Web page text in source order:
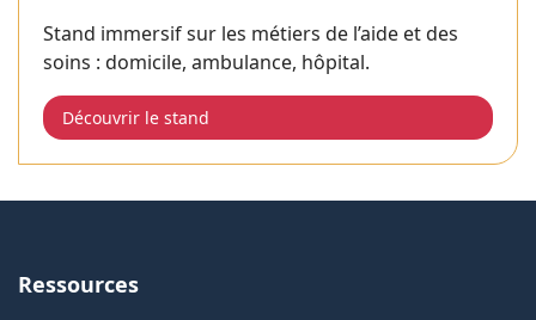
Stand immersif sur les métiers de l’aide et des
soins : domicile, ambulance, hôpital.
Découvrir le stand
Ressources